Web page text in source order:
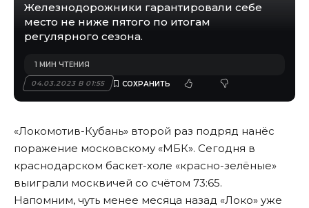
Железнодорожники гарантировали себе
место не ниже пятого по итогам
регулярного сезона.
04.03.2023 В 01:55
1 МИН ЧТЕНИЯ
«Локомотив-Кубань» второй раз подряд нанёс
поражение московскому «МБК». Сегодня в
краснодарском баскет-холе «красно-зелёные»
выиграли москвичей со счётом 73:65.
Напомним, чуть менее месяца назад «Локо» уже